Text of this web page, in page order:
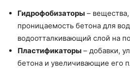
Гидрофобизаторы –
проницаемость бетона для
водоотталкивающий слой на
Пластификаторы – добавки,
бетона и увеличивающие его